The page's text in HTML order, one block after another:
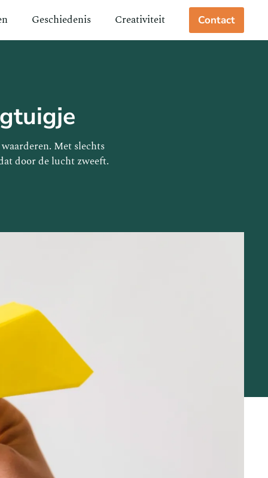
Geschiedenis Creativiteit Contact
Met slechts
door de lucht zweeft.